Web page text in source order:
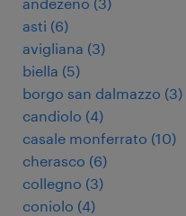
andezeno (3)
asti (6)
avigliana (3)
biella (5)
borgo san dalmazzo (3)
candiolo (4)
casale monferrato (10)
cherasco (6)
collegno (3)
coniolo (4)